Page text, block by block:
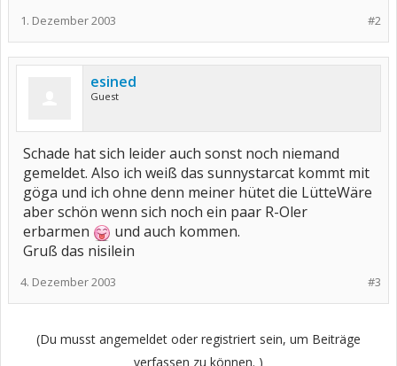
#2
1. Dezember 2003
esined
Guest
Schade hat sich leider auch sonst noch niemand
gemeldet. Also ich weiß das sunnystarcat kommt mit
göga und ich ohne denn meiner hütet die LütteWäre
aber schön wenn sich noch ein paar R-Oler
erbarmen
und auch kommen.
Gruß das nisilein
#3
4. Dezember 2003
(Du musst angemeldet oder registriert sein, um Beiträge
verfassen zu können. )